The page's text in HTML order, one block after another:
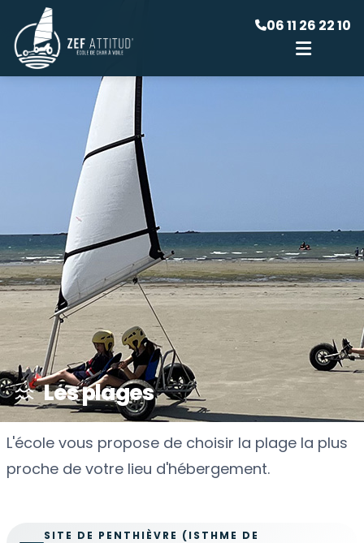
06 11 26 22 10
Les plages
L'école vous propose de choisir la plage la plus
proche de votre lieu d'hébergement.
SITE DE PENTHIÈVRE (ISTHME DE